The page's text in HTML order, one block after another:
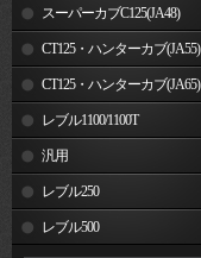
スーパーカブC125(JA48)
CT125・ハンターカブ(JA55)
CT125・ハンターカブ(JA65)
レブル1100/1100T
汎用
レブル250
レブル500